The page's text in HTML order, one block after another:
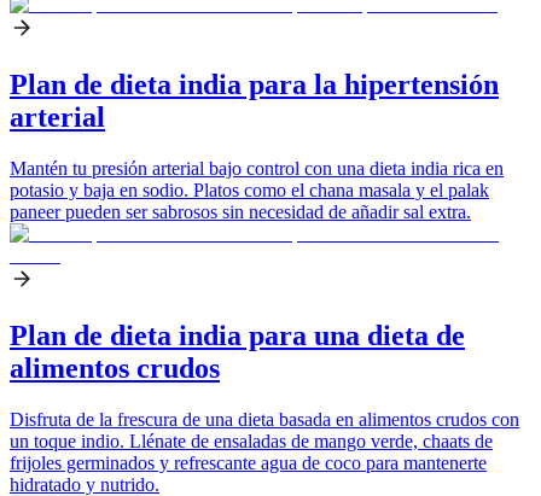
Plan de dieta india para la hipertensión
arterial
Mantén tu presión arterial bajo control con una dieta india rica en
potasio y baja en sodio. Platos como el chana masala y el palak
paneer pueden ser sabrosos sin necesidad de añadir sal extra.
Plan de dieta india para una dieta de
alimentos crudos
Disfruta de la frescura de una dieta basada en alimentos crudos con
un toque indio. Llénate de ensaladas de mango verde, chaats de
frijoles germinados y refrescante agua de coco para mantenerte
hidratado y nutrido.